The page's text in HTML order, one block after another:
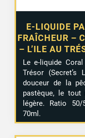
E-LIQUIDE
FRAÎCHEUR –
– L’ILE AU
Le e-liquide
Trésor
douceur de la
pastèque, le tout
légère. Ratio
70ml.